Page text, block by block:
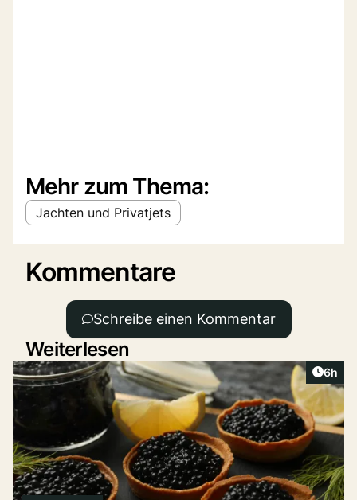
Mehr zum Thema:
Jachten und Privatjets
Kommentare
Schreibe einen Kommentar
Weiterlesen
6h